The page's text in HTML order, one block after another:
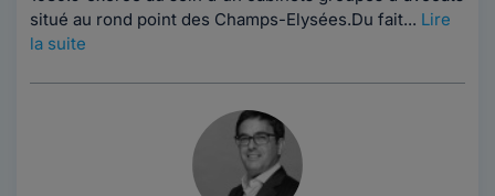
situé au rond point des Champs-Elysées.Du fait... Lire
la suite